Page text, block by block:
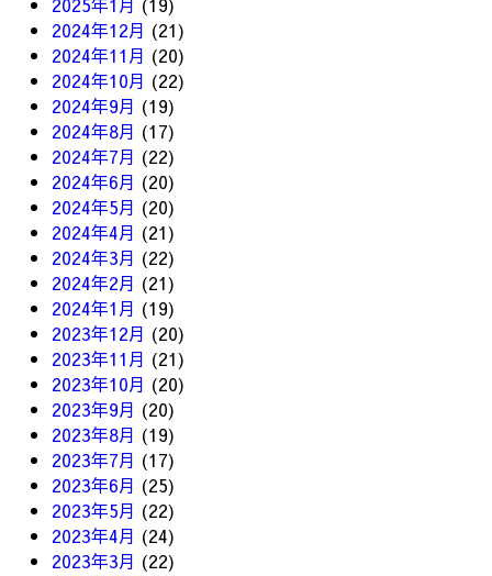
2024年12月 (21)
2024年11月 (20)
2024年10月 (22)
2024年9月 (19)
2024年8月 (17)
2024年7月 (22)
2024年6月 (20)
2024年5月 (20)
2024年4月 (21)
2024年3月 (22)
2024年2月 (21)
2024年1月 (19)
2023年12月 (20)
2023年11月 (21)
2023年10月 (20)
2023年9月 (20)
2023年8月 (19)
2023年7月 (17)
2023年6月 (25)
2023年5月 (22)
2023年4月 (24)
2023年3月 (22)